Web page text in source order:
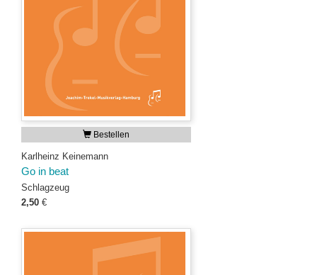
Bestellen
Karlheinz Keinemann
Go in beat
Schlagzeug
2,50 €